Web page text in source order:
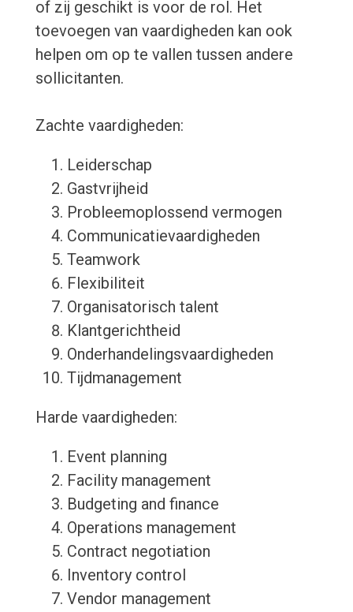
of zij geschikt is voor de rol. Het
toevoegen van vaardigheden kan ook
helpen om op te vallen tussen andere
sollicitanten.
Zachte vaardigheden:
Leiderschap
Gastvrijheid
Probleemoplossend vermogen
Communicatievaardigheden
Teamwork
Flexibiliteit
Organisatorisch talent
Klantgerichtheid
Onderhandelingsvaardigheden
Tijdmanagement
Harde vaardigheden:
Event planning
Facility management
Budgeting and finance
Operations management
Contract negotiation
Inventory control
Vendor management